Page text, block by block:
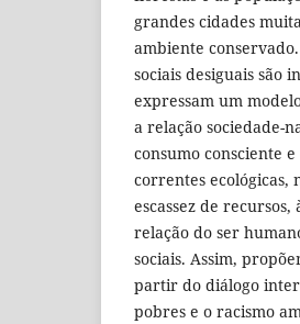
grandes cidades
ambiente
sociais desiguais são
expressam um
a relação sociedade-
consumo consciente
correntes ecológicas,
escassez de
relação do ser
sociais. Assim,
partir do diálogo
pobres e o racismo